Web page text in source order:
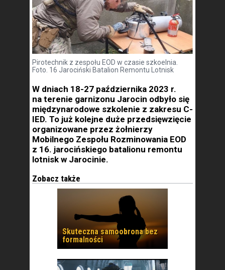
Pirotechnik z zespołu EOD w czasie szkoelnia.
Foto. 16 Jarociński Batalion Remontu Lotnisk
W dniach 18-27 października 2023 r.
na terenie garnizonu Jarocin odbyło się
międzynarodowe szkolenie z zakresu C-
IED. To już kolejne duże przedsięwzięcie
organizowane przez żołnierzy
Mobilnego Zespołu Rozminowania EOD
z 16. jarocińskiego batalionu remontu
lotnisk w Jarocinie.
Zobacz także
Skuteczna samoobrona bez
formalności